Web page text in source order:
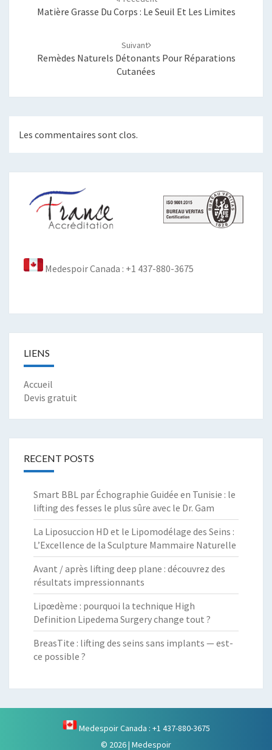
Matière Grasse Du Corps : Le Seuil Et Les Limites
Suivant
Remèdes Naturels Détonants Pour Réparations
Cutanées
Les commentaires sont clos.
Medespoir Canada : +1 437-880-3675
LIENS
Accueil
Devis gratuit
RECENT POSTS
Smart BBL par Échographie Guidée en Tunisie : le
lifting des fesses le plus sûre avec le Dr. Gam
La Liposuccion HD et le Lipomodélage des Seins :
L’Excellence de la Sculpture Mammaire Naturelle
Avant / après lifting deep plane : découvrez des
résultats impressionnants
Lipœdème : pourquoi la technique High
Definition Lipedema Surgery change tout ?
BreasTite : lifting des seins sans implants — est-
ce possible ?
Medespoir Canada : +1 437-880-3675
© 2026| Medespoir